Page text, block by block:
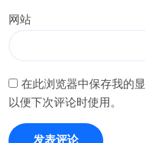
网站
在此浏览器中保存我的
以便下次评论时使用。